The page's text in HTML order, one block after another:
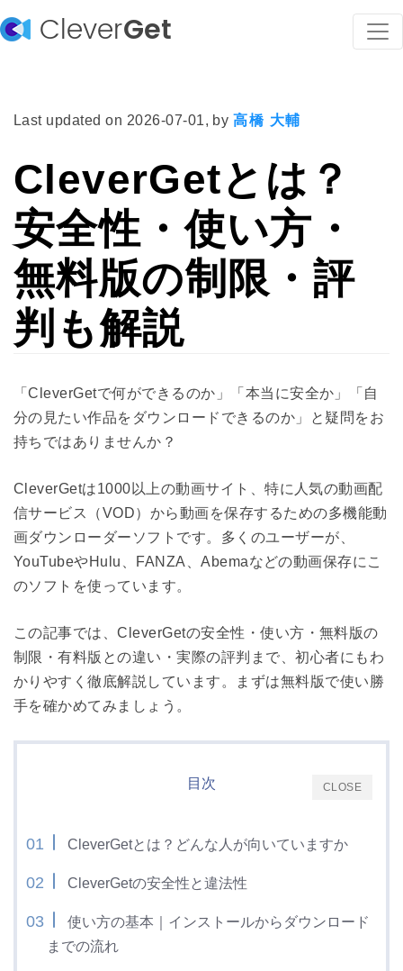
CleverGet
Last updated on 2026-07-01, by 高橋 大輔
CleverGetとは？
安全性・使い方・
無料版の制限・評
判も解説
「CleverGetで何ができるのか」「本当に安全か」「自
分の見たい作品をダウンロードできるのか」と疑問をお
持ちではありませんか？
CleverGetは1000以上の動画サイト、特に人気の動画配
信サービス（VOD）から動画を保存するための多機能動
画ダウンローダーソフトです。多くのユーザーが、
YouTubeやHulu、FANZA、Abemaなどの動画保存にこ
のソフトを使っています。
この記事では、CleverGetの安全性・使い方・無料版の
制限・有料版との違い・実際の評判まで、初心者にもわ
かりやすく徹底解説しています。まずは無料版で使い勝
手を確かめてみましょう。
目次 CLOSE
CleverGetとは？どんな人が向いていますか
CleverGetの安全性と違法性
使い方の基本｜インストールからダウンロード
までの流れ